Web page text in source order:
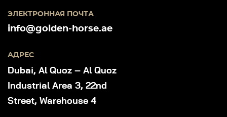
ЭЛЕКТРОННАЯ ПОЧТА
info@golden-horse.ae
АДРЕС
Dubai, Al Quoz – Al Quoz
Industrial Area 3, 22nd
Street, Warehouse 4